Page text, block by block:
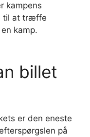
kampens
til at træffe
kamp.
billet
er den eneste
på